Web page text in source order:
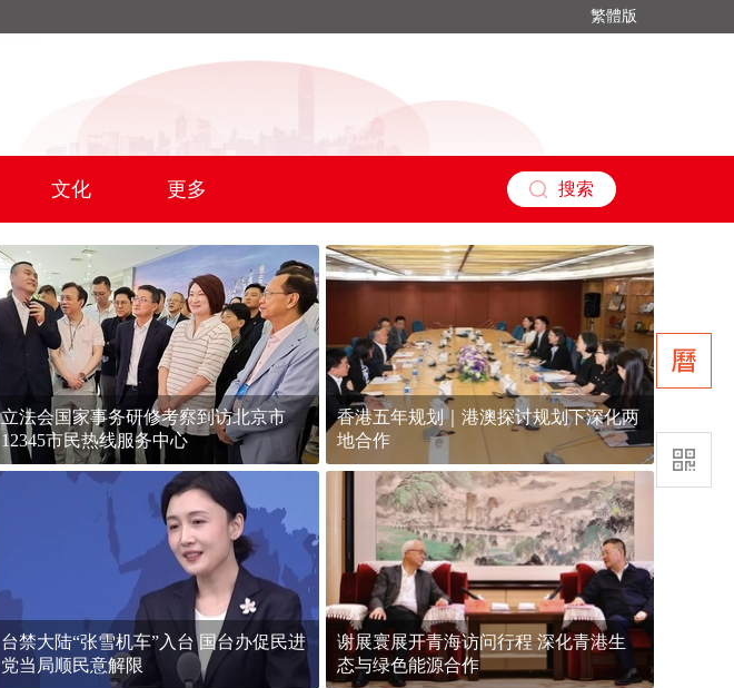
繁體版
文化 更多 搜索
香港侨界社团联会举办座谈会 深入学习第十一届世
界华侨华人社团联谊大会精神
立法会国家事务研修考察到访北京市
12345市民热线服务中心
香港五年规划｜港澳探讨规划下深化两
地合作
台禁大陆“张雪机车”入台 国台办促民进
党当局顺民意解限
谢展寰展开青海访问行程 深化青港生
态与绿色能源合作